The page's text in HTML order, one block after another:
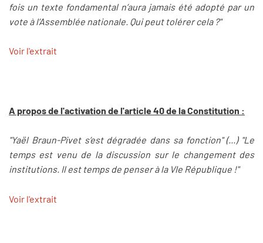
fois un texte fondamental n’aura jamais été adopté par un
vote à l’Assemblée nationale. Qui peut tolérer cela ?"
Voir l'extrait
A propos de l'activation de l'article 40 de la Constitution :
"Yaël Braun-Pivet s’est dégradée dans sa fonction" (...) "Le
temps est venu de la discussion sur le changement des
institutions. Il est temps de penser à la VIe République !"
Voir l'extrait